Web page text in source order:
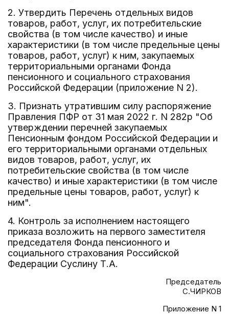
2. Утвердить Перечень отдельных видов
товаров, работ, услуг, их потребительские
свойства (в том числе качество) и иные
характеристики (в том числе предельные цены
товаров, работ, услуг) к ним, закупаемых
территориальными органами Фонда
пенсионного и социального страхования
Российской Федерации (приложение N 2).
3. Признать утратившим силу распоряжение
Правления ПФР от 31 мая 2022 г. N 282р "Об
утверждении перечней закупаемых
Пенсионным фондом Российской Федерации и
его территориальными органами отдельных
видов товаров, работ, услуг, их
потребительские свойства (в том числе
качество) и иные характеристики (в том числе
предельные цены товаров, работ, услуг) к
ним".
4. Контроль за исполнением настоящего
приказа возложить на первого заместителя
председателя Фонда пенсионного и
социального страхования Российской
Федерации Суслину Т.А.
Председатель
С.ЧИРКОВ
Приложение N 1